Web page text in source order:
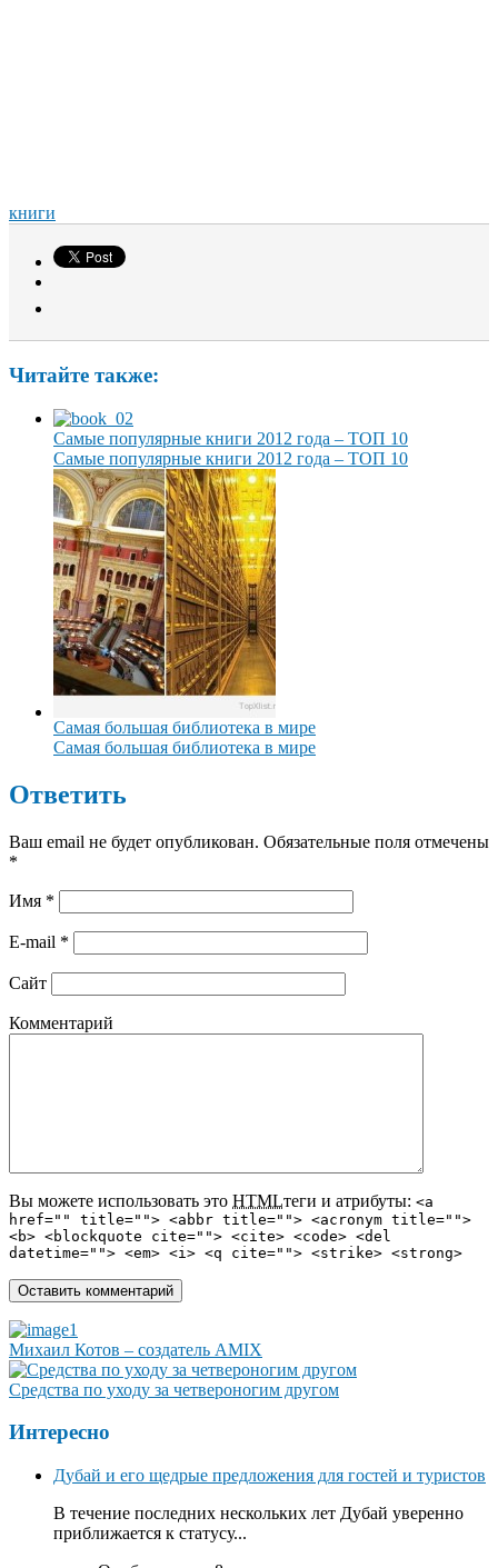
книги
Читайте также:
Самые популярные книги 2012 года – ТОП 10
Самые популярные книги 2012 года – ТОП 10
Самая большая библиотека в мире
Самая большая библиотека в мире
Ответить
Ваш email не будет опубликован. Обязательные поля отмечены
*
Имя *
E-mail *
Сайт
Комментарий
Вы можете использовать это HTMLтеги и атрибуты: <a
href="" title=""> <abbr title=""> <acronym title="">
<b> <blockquote cite=""> <cite> <code> <del
datetime=""> <em> <i> <q cite=""> <strike> <strong>
Михаил Котов – создатель AMIX
Средства по уходу за четвероногим другом
Интересно
Дубай и его щедрые предложения для гостей и туристов
В течение последних нескольких лет Дубай уверенно
приближается к статусу...